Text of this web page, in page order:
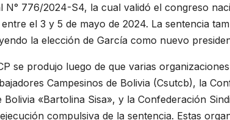
N° 776/2024-S4, la cual validó el congreso
el 3 y 5 de mayo de 2024. La sentencia
la elección de García como nuevo
se produjo luego de que varias
Campesinos de Bolivia (Csutcb), la
Bolivia «Bartolina Sisa», y la Confederación
compulsiva de la sentencia. Estas